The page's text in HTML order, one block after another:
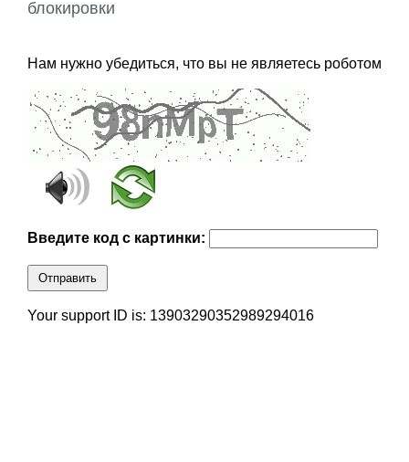
блокировки
Нам нужно убедиться, что вы не являетесь роботом
Введите код с картинки:
Отправить
Your support ID is: 13903290352989294016